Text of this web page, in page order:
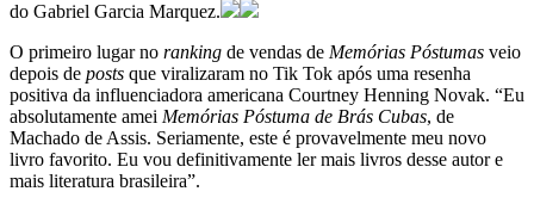
do Gabriel Garcia Marquez.
O primeiro lugar no ranking de vendas de Memórias Póstumas veio
depois de posts que viralizaram no Tik Tok após uma resenha
positiva da influenciadora americana Courtney Henning Novak. “Eu
absolutamente amei Memórias Póstuma de Brás Cubas, de
Machado de Assis. Seriamente, este é provavelmente meu novo
livro favorito. Eu vou definitivamente ler mais livros desse autor e
mais literatura brasileira”.